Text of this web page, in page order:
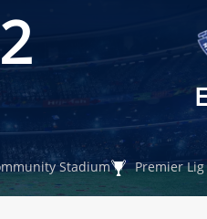
Stadium Premier Lig